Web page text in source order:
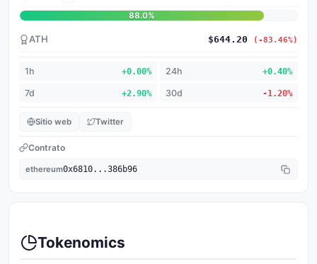
88.0%
ATH $644.20 (-83.46%)
1h +0.00% 24h +0.40%
7d +2.90% 30d -1.20%
Sitio web Twitter
Contrato
ethereum0x6810...386b96
Tokenomics